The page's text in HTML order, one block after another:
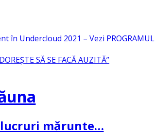
Undercloud 2021 – Vezi PROGRAMUL
SĂ SE FACĂ AUZITĂ”
mărunte…